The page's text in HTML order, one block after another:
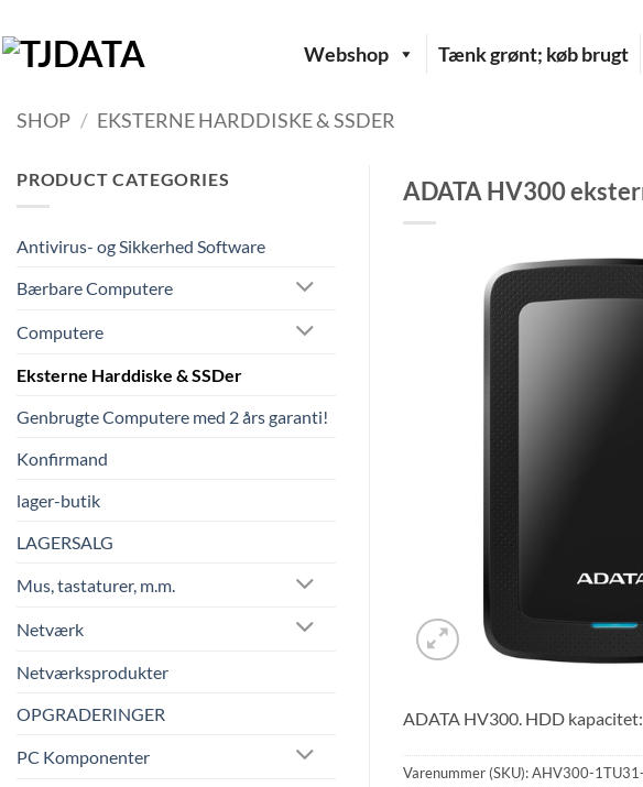
til
indhold
Webshop Tænk grønt; køb brugt
SHOP / EKSTERNE HARDDISKE & SSDER
PRODUCT CATEGORIES
Antivirus- og Sikkerhed Software
Bærbare Computere
Computere
Eksterne Harddiske & SSDer
Genbrugte Computere med 2 års garanti!
Konfirmand
lager-butik
LAGERSALG
Mus, tastaturer, m.m.
Netværk
Netværksprodukter
OPGRADERINGER
PC Komponenter
ADATA HV300
ADATA HV300. HDD
Varenummer (SKU):AHV300-